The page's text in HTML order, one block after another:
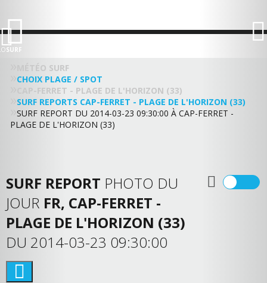
SURF
MÉTÉO SURF
CHOIX PLAGE / SPOT
CAP-FERRET - PLAGE DE L'HORIZON (33)
SURF REPORTS CAP-FERRET - PLAGE DE L'HORIZON (33)
SURF REPORT DU 2014-03-23 09:30:00 À CAP-FERRET -
PLAGE DE L'HORIZON (33)
SURF REPORT PHOTO DU
JOUR FR, CAP-FERRET -
PLAGE DE L'HORIZON (33)
DU 2014-03-23 09:30:00